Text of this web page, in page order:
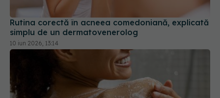
simplu de un dermatovenerolog
10 iun 2026, 13:14